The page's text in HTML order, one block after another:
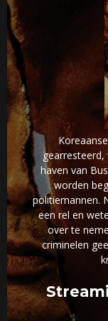
haven van
worden
politiemannen.
een rel en
over te
criminelen